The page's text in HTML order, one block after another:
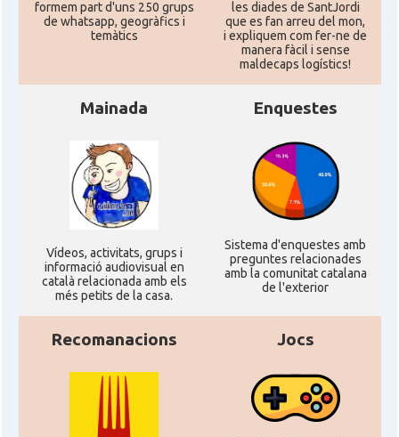
formem part d'uns 250 grups
de whatsapp, geogràfics i
temàtics
les diades de SantJordi
que es fan arreu del mon,
i expliquem com fer-ne de
manera fàcil i sense
maldecaps logí­stics!
Mainada
Ví­deos, activitats, grups i
informació audiovisual en
català relacionada amb els
més petits de la casa.
Enquestes
Sistema d'enquestes amb
preguntes relacionades
amb la comunitat catalana
de l'exterior
Recomanacions Jocs